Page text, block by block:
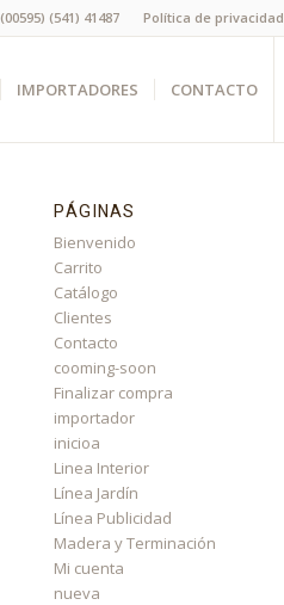
Política de privacidad
(00595) (541) 41487
IMPORTADORES CONTACTO
PÁGINAS
Bienvenido
Carrito
Catálogo
Clientes
Contacto
cooming-soon
Finalizar compra
importador
inicioa
Linea Interior
Línea Jardín
Línea Publicidad
Madera y Terminación
Mi cuenta
nueva